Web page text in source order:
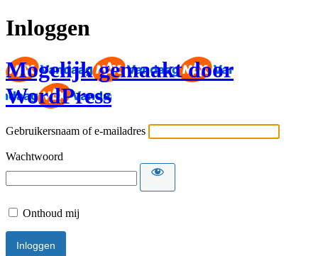
Inloggen
Mogelijk gemaakt door
WordPress
Gebruikersnaam of e-mailadres
Wachtwoord
Onthoud mij